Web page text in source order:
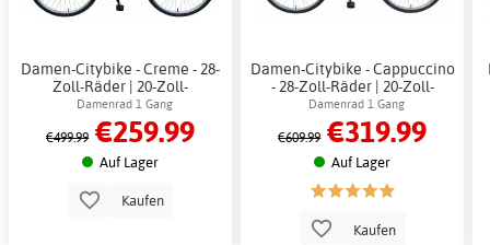
Damen-Citybike - Creme - 28-
Zoll-Räder | 20-Zoll-
Stahlrahmen + Schlosskette
Damenrad 1 Gang
€499.99 €259.99
Auf Lager
Kaufen
Damen-Citybike - Cappuccino
- 28-Zoll-Räder | 20-Zoll-
Stahlrahmen + Schlosskette
Damenrad 1 Gang
€609.99 €319.99
Auf Lager
Kaufen